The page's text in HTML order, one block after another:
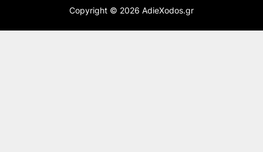
Copyright © 2026 AdieXodos.gr